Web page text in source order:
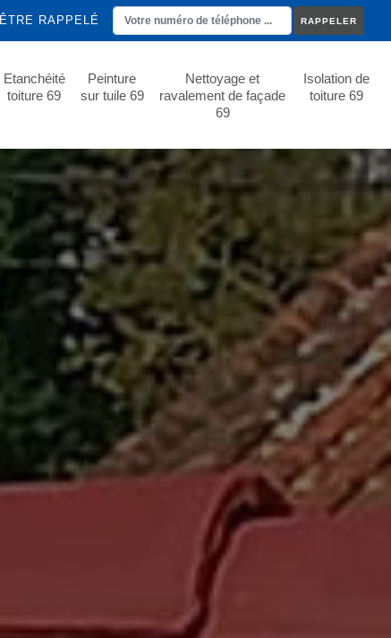
ÊTRE RAPPELÉ
Etanchéité
toiture 69
Peinture
sur tuile 69
Nettoyage et
ravalement de façade
69
Isolation de
toiture 69